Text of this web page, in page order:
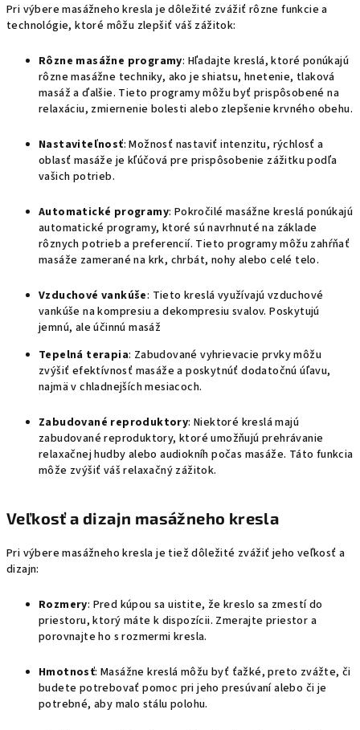
Pri výbere masážneho kresla je dôležité zvážiť rôzne funkcie a
technológie, ktoré môžu zlepšiť váš zážitok:
Rôzne masážne programy: Hľadajte kreslá, ktoré ponúkajú
rôzne masážne techniky, ako je shiatsu, hnetenie, tlaková
masáž a ďalšie. Tieto programy môžu byť prispôsobené na
relaxáciu, zmiernenie bolesti alebo zlepšenie krvného obehu.
Nastaviteľnosť: Možnosť nastaviť intenzitu, rýchlosť a
oblasť masáže je kľúčová pre prispôsobenie zážitku podľa
vašich potrieb.
Automatické programy: Pokročilé masážne kreslá ponúkajú
automatické programy, ktoré sú navrhnuté na základe
rôznych potrieb a preferencií. Tieto programy môžu zahŕňať
masáže zamerané na krk, chrbát, nohy alebo celé telo.
Vzduchové vankúše: Tieto kreslá využívajú vzduchové
vankúše na kompresiu a dekompresiu svalov. Poskytujú
jemnú, ale účinnú masáž
Tepelná terapia: Zabudované vyhrievacie prvky môžu
zvýšiť efektívnosť masáže a poskytnúť dodatočnú úľavu,
najmä v chladnejších mesiacoch.
Zabudované reproduktory: Niektoré kreslá majú
zabudované reproduktory, ktoré umožňujú prehrávanie
relaxačnej hudby alebo audiokníh počas masáže. Táto funkcia
môže zvýšiť váš relaxačný zážitok.
Veľkosť a dizajn masážneho kresla
Pri výbere masážneho kresla je tiež dôležité zvážiť jeho veľkosť a
dizajn:
Rozmery: Pred kúpou sa uistite, že kreslo sa zmestí do
priestoru, ktorý máte k dispozícii. Zmerajte priestor a
porovnajte ho s rozmermi kresla.
Hmotnosť: Masážne kreslá môžu byť ťažké, preto zvážte, či
budete potrebovať pomoc pri jeho presúvaní alebo či je
potrebné, aby malo stálu polohu.